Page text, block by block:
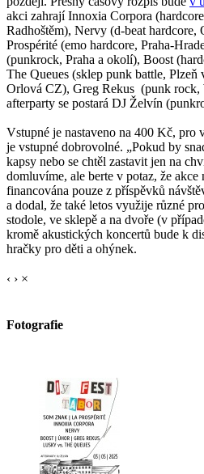
akci zahrají Innoxia Corpora
Radhoštěm), Nervy (d-beat hardcore,
Prospérité (emo hardcore, Praha-
(punkrock, Praha a okolí), Boost
The Queues (sklep punk battle,
Orlová CZ), Greg Rekus (punk
afterparty se postará DJ Želvín
Vstupné je nastaveno na 400 Kč, pro
je vstupné dobrovolné. „Pokud by
kapsy nebo se chtěl zastavit jen na
domluvíme, ale berte v potaz, že akce
financována pouze z příspěvků
a dodal, že také letos využije různé
stodole, ve sklepě a na dvoře (v
kromě akustických koncertů bude k
hračky pro děti a ohýnek.
‹ › ×
Fotografie